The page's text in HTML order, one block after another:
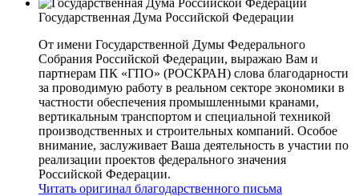
Государственная Дума Российской Федерации
От имени Государственной Думы Федерального
Собрания Российской Федерации, выражаю Вам и
партнерам ПК «ГПО» (РОСКРАН) слова благодарности
за проводимую работу в реальном секторе экономики в
частности обеспечения промышленными кранами,
вертикальным транспортом и специальной техникой
производственных и строительных компаний. Особое
внимание, заслуживает Ваша деятельность в участии по
реализации проектов федерального значения
Российской Федерации.
Читать оригинал благодарственного письма